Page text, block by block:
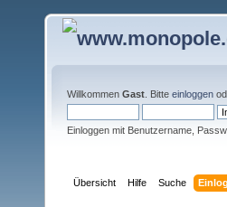
Willkommen Gast . Bitte einloggen
Einloggen mit Benutzername,
Übersicht Hilfe Suche